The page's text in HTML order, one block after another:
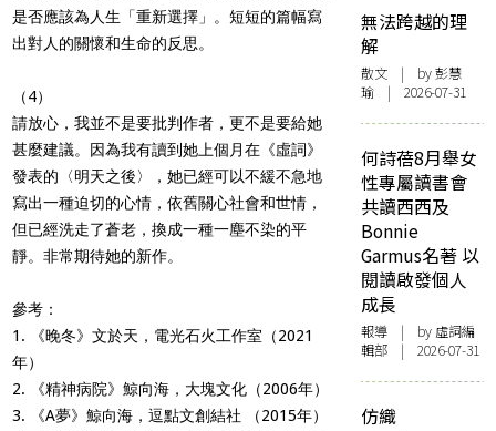
是否應該為人生「重新選擇」。短短的篇幅寫
出對人的關懷和生命的反思。
（4）
請放心，我並不是要批判作者，更不是要給她
甚麼建議。因為我有讀到她上個月在《虛詞》
發表的〈明天之後〉，她已經可以不緩不急地
寫出一種迫切的心情，依舊關心社會和世情，
但已經洗走了蒼老，換成一種一塵不染的平
靜。非常期待她的新作。
參考：
1. 《晚冬》文於天，電光石火工作室（2021
年）
2. 《精神病院》鯨向海，大塊文化（2006年）
3. 《A夢》鯨向海，逗點文創結社 （2015年）
無法跨越的理
解
散文 | by 彭慧
瑜 | 2026-07-31
何詩蓓8月舉女
性專屬讀書會
共讀西西及
Bonnie
Garmus名著 以
閱讀啟發個人
成長
報導 | by 虛詞編
輯部 | 2026-07-31
仿織